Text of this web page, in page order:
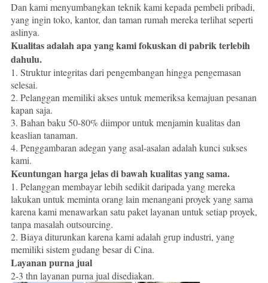
Dan kami menyumbangkan teknik kami kepada pembeli pribadi,
yang ingin toko, kantor, dan taman rumah mereka terlihat seperti
aslinya.
Kualitas adalah apa yang kami fokuskan di pabrik terlebih
dahulu.
1. Struktur integritas dari pengembangan hingga pengemasan
selesai.
2. Pelanggan memiliki akses untuk memeriksa kemajuan pesanan
kapan saja.
3. Bahan baku 50-80% diimpor untuk menjamin kualitas dan
keaslian tanaman.
4. Penggambaran adegan yang asal-asalan adalah kunci sukses
kami.
Keuntungan harga jelas di bawah kualitas yang sama.
1. Pelanggan membayar lebih sedikit daripada yang mereka
lakukan untuk meminta orang lain menangani proyek yang sama
karena kami menawarkan satu paket layanan untuk setiap proyek,
tanpa masalah outsourcing.
2. Biaya diturunkan karena kami adalah grup industri, yang
memiliki sistem gudang besar di Cina.
Layanan purna jual
2-3 thn layanan purna jual disediakan.